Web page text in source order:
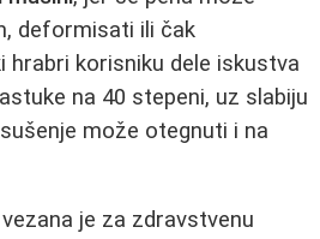
deformisati ili čak
hrabri korisniku dele iskustva
na 40 stepeni, uz slabiju
može otegnuti i na
je za zdravstvenu